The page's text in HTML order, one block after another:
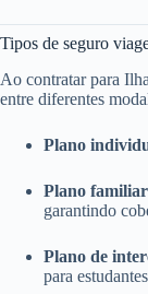
Tipos de seguro
Ao contratar para
entre diferentes
Plano
Plano familiar
garantindo
Plano de
para